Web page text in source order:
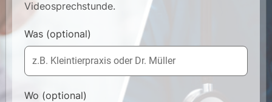
Videosprechstunde.
Was (optional)
Wo (optional)